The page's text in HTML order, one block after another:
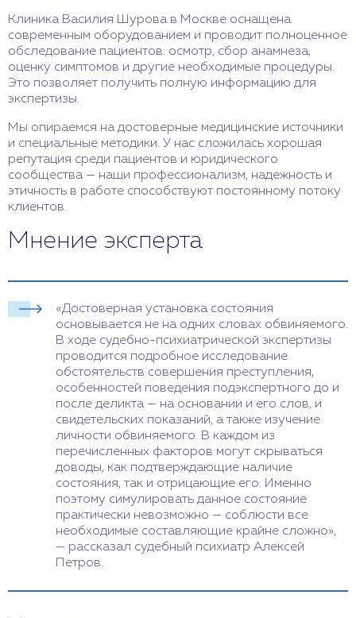
Клиника Василия Шурова в Москве оснащена
современным оборудованием и проводит полноценное
обследование пациентов: осмотр, сбор анамнеза,
оценку симптомов и другие необходимые процедуры.
Это позволяет получить полную информацию для
экспертизы.
Мы опираемся на достоверные медицинские источники
и специальные методики. У нас сложилась хорошая
репутация среди пациентов и юридического
сообщества — наши профессионализм, надежность и
этичность в работе способствуют постоянному потоку
клиентов.
Мнение эксперта
«Достоверная установка состояния
основывается не на одних словах обвиняемого.
В ходе судебно-психиатрической экспертизы
проводится подробное исследование
обстоятельств совершения преступления,
особенностей поведения подэкспертного до и
после деликта — на основании и его слов, и
свидетельских показаний, а также изучение
личности обвиняемого. В каждом из
перечисленных факторов могут скрываться
доводы, как подтверждающие наличие
состояния, так и отрицающие его. Именно
поэтому симулировать данное состояние
практически невозможно — соблюсти все
необходимые составляющие крайне сложно»,
— рассказал судебный психиатр Алексей
Петров.